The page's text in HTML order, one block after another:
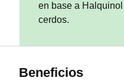
en base a
cerdos.
Beneficios